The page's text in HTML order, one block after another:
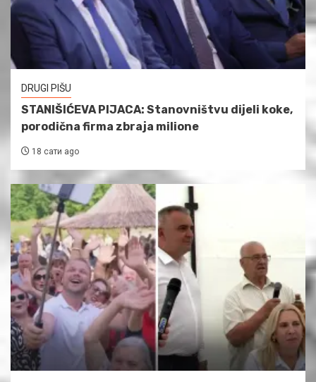
DRUGI PIŠU
STANIŠIĆEVA PIJACA: Stanovništvu dijeli koke,
porodična firma zbraja milione
18 сати ago